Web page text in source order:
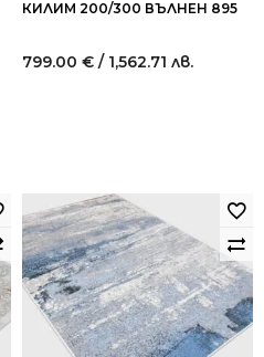
КИЛИМ 200/300 ВЪЛНЕН 895
799.00 € / 1,562.71 лв.